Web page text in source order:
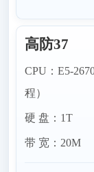
高防37
CPU：E5-
程）
硬 盘：1T
带 宽：20M